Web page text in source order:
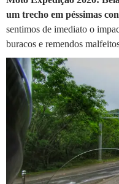
um trecho em péssimas
sentimos de imediato o
buracos e remendos